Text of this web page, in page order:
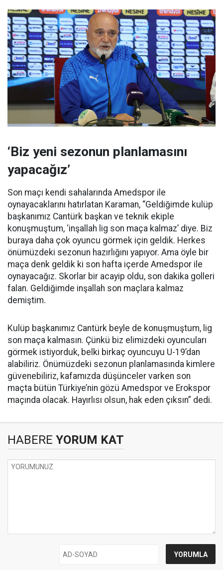
‘Biz yeni sezonun planlamasını
yapacağız’
Son maçı kendi sahalarında Amedspor ile
oynayacaklarını hatırlatan Karaman, “Geldiğimde kulüp
başkanımız Cantürk başkan ve teknik ekiple
konuşmuştum, ‘inşallah lig son maça kalmaz’ diye. Biz
buraya daha çok oyuncu görmek için geldik. Herkes
önümüzdeki sezonun hazırlığını yapıyor. Ama öyle bir
maça denk geldik ki son hafta içerde Amedspor ile
oynayacağız. Skorlar bir acayip oldu, son dakika golleri
falan. Geldiğimde inşallah son maçlara kalmaz
demiştim.
Kulüp başkanımız Cantürk beyle de konuşmuştum, lig
son maça kalmasın. Çünkü biz elimizdeki oyuncuları
görmek istiyorduk, belki birkaç oyuncuyu U-19’dan
alabiliriz. Önümüzdeki sezonun planlamasında kimlere
güvenebiliriz, kafamızda düşünceler varken son
maçta bütün Türkiye’nin gözü Amedspor ve Erokspor
maçında olacak. Hayırlısı olsun, hak eden çıksın” dedi.
HABERE YORUM KAT